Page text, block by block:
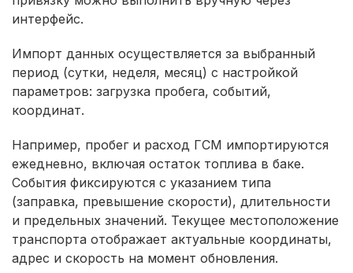
интерфейс.
Импорт данных осуществляется за выбранный
период (сутки, неделя, месяц) с настройкой
параметров: загрузка пробега, событий,
координат.
Например, пробег и расход ГСМ импортируются
ежедневно, включая остаток топлива в баке.
События фиксируются с указанием типа
(заправка, превышение скорости), длительности
и предельных значений. Текущее местоположение
транспорта отображает актуальные координаты,
адрес и скорость на момент обновления.